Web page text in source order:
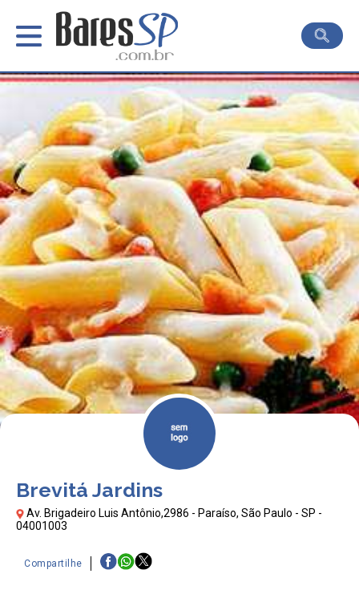
Brevitá Jardins
Av. Brigadeiro Luis Antônio,2986 - Paraíso, São Paulo - SP -
04001003
Compartilhe